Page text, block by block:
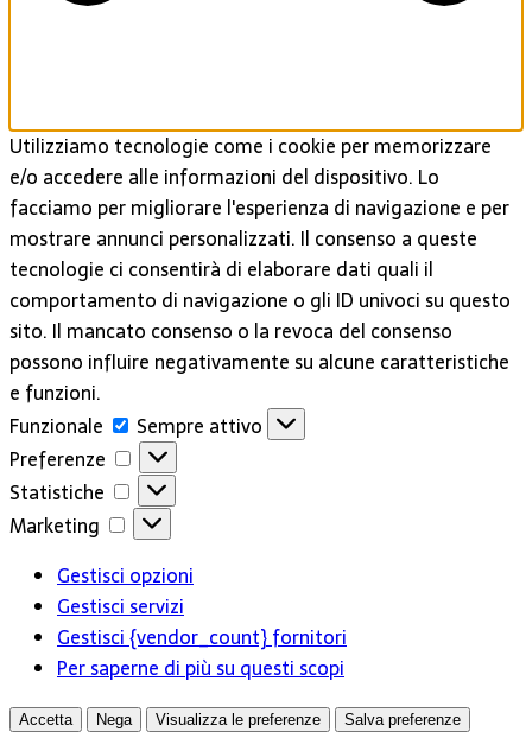
Utilizziamo tecnologie come i cookie per memorizzare
e/o accedere alle informazioni del dispositivo. Lo
facciamo per migliorare l'esperienza di navigazione e per
mostrare annunci personalizzati. Il consenso a queste
tecnologie ci consentirà di elaborare dati quali il
comportamento di navigazione o gli ID univoci su questo
sito. Il mancato consenso o la revoca del consenso
possono influire negativamente su alcune caratteristiche
e funzioni.
Funzionale
Funzionale
Sempre attivo
Preferenze
Preferenze
Statistiche
Statistiche
Marketing
Marketing
Gestisci opzioni
Gestisci servizi
Gestisci {vendor_count} fornitori
Per saperne di più su questi scopi
Accetta Nega Visualizza le preferenze Salva preferenze